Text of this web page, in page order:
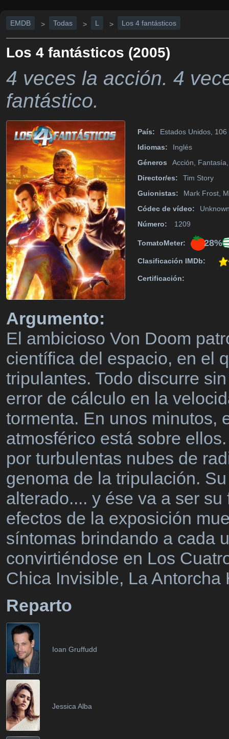
EMDB > Todas > L > Los 4 fantásticos
Los 4 fantásticos (2005)
4 veces la acción. 4
fantástico.
País:
Estados Unidos,
Idiomas:
Inglés
Géneros
Acción,
Director/es:
Tim Story
Guionistas:
Mark Frost,
Códec de vídeo:
Número:
1209
TomatoMeter: 28%
Clasificación IMDb:
Certificación:
Argumento:
El ambicioso Von Doom
científica del espacio, en el
tripulantes. Todo discurre
error de cálculo en la
tormenta. En unos minutos,
atmosférico está sobre
por turbulentas nubes de
genoma de la tripulación.
alterado.... y ése va a ser
efectos de la exposición
síntomas brindando a cada
convirtiéndose en Los
Chica Invisible, La Antorcha
Reparto
Ioan Gruffudd
Jessica Alba